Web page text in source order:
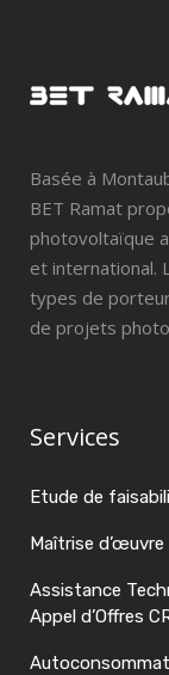
Basée à
BET Ramat
photovoltaïque
et international.
types de
de projets
Services
Etude de
Maîtrise d’œuvre
Assistance
Appel d’Offres